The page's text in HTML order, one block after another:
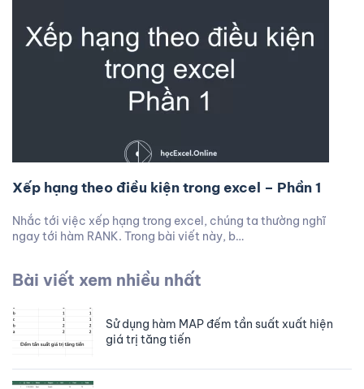
Xếp hạng theo điều kiện trong excel – Phần 1
Nhắc tới việc xếp hạng trong excel, chúng ta thường nghĩ
ngay tới hàm RANK. Trong bài viết này, b…
Bài viết xem nhiều nhất
Sử dụng hàm MAP đếm tần suất xuất hiện
giá trị tăng tiến